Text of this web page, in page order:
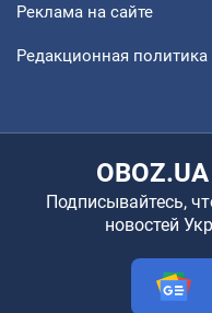
Реклама на сайте
Редакционная политика
Подписывайтесь,
новостей